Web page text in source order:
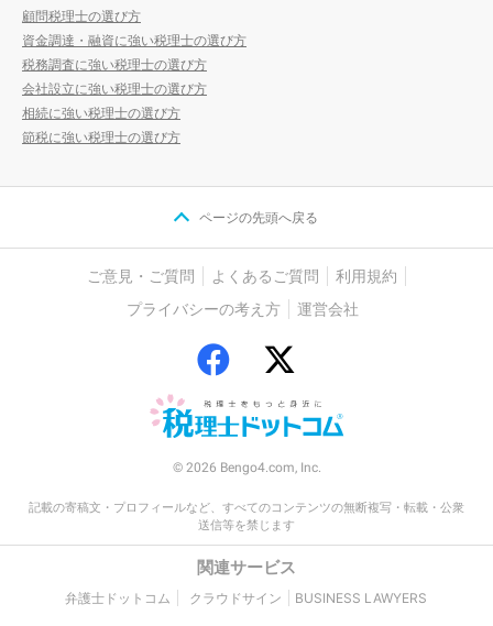
顧問税理士の選び方
資金調達・融資に強い税理士の選び方
税務調査に強い税理士の選び方
会社設立に強い税理士の選び方
相続に強い税理士の選び方
節税に強い税理士の選び方
ページの先頭へ戻る
ご意見・ご質問 よくあるご質問
利用規約
プライバシーの考え方
運営会社
© 2026 Bengo4.com, Inc.
記載の寄稿文・プロフィールなど、すべてのコンテンツの無断複写・転載・公衆
送信等を禁じます
関連サービス
弁護士ドットコム クラウドサイン BUSINESS LAWYERS